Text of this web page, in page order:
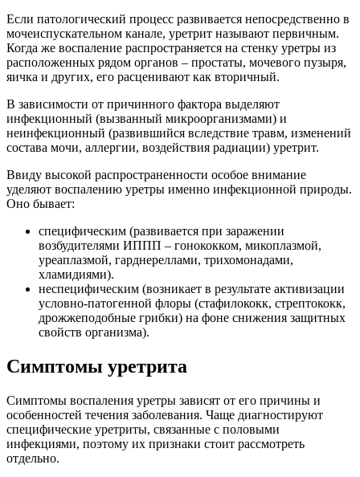
Если патологический процесс развивается непосредственно в
мочеиспускательном канале, уретрит называют первичным.
Когда же воспаление распространяется на стенку уретры из
расположенных рядом органов – простаты, мочевого пузыря,
яичка и других, его расценивают как вторичный.
В зависимости от причинного фактора выделяют
инфекционный (вызванный микроорганизмами) и
неинфекционный (развившийся вследствие травм, изменений
состава мочи, аллергии, воздействия радиации) уретрит.
Ввиду высокой распространенности особое внимание
уделяют воспалению уретры именно инфекционной природы.
Оно бывает:
специфическим (развивается при заражении
возбудителями ИППП – гонококком, микоплазмой,
уреаплазмой, гарднереллами, трихомонадами,
хламидиями).
неспецифическим (возникает в результате активизации
условно-патогенной флоры (стафилококк, стрептококк,
дрожжеподобные грибки) на фоне снижения защитных
свойств организма).
Симптомы уретрита
Симптомы воспаления уретры зависят от его причины и
особенностей течения заболевания. Чаще диагностируют
специфические уретриты, связанные с половыми
инфекциями, поэтому их признаки стоит рассмотреть
отдельно.